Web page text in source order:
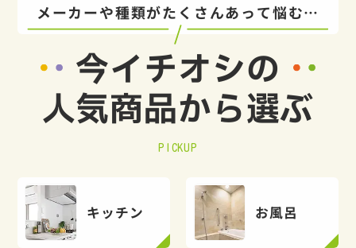
メーカーや種類がたくさんあって悩む…
今イチオシの
人気商品から選ぶ
PICKUP
キッチン お風呂